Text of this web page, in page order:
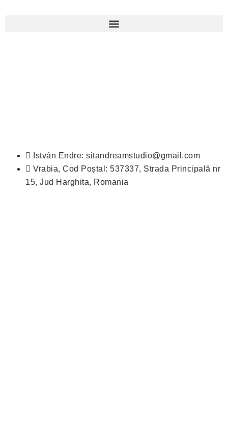
István Endre: sitandreamstudio@gmail.com
Vrabia, Cod Poștal: 537337, Strada Principală nr
15, Jud Harghita, Romania